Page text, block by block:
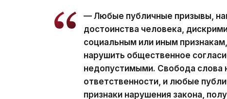
— Любые публичные призывы,
достоинства человека,
социальным или иным
нарушить общественное
недопустимыми. Свобода слова
ответственности, и любые
признаки нарушения закона,